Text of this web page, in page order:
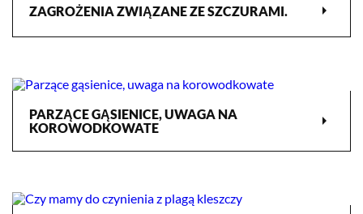
ZAGROŻENIA ZWIĄZANE ZE SZCZURAMI. arrow_right
PARZĄCE GĄSIENICE, UWAGA NA
KOROWODKOWATE
arrow_right